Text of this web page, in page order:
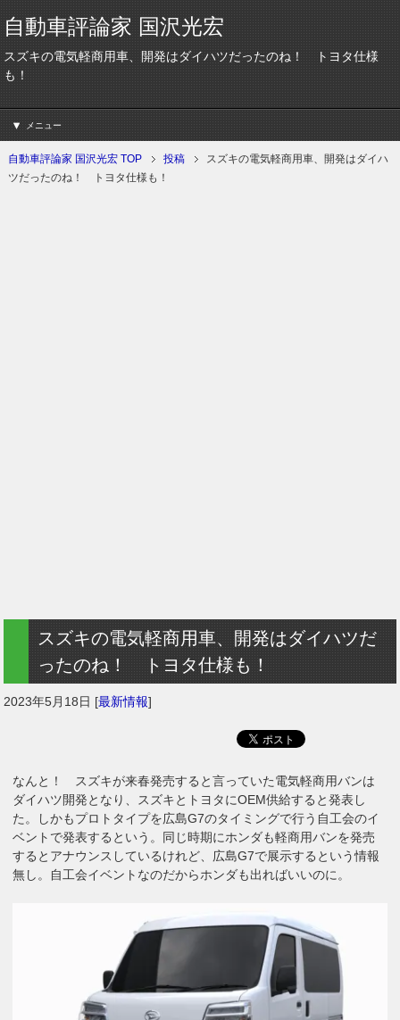
自動車評論家 国沢光宏
スズキの電気軽商用車、開発はダイハツだったのね！ トヨタ仕様
も！
メニュー
自動車評論家 国沢光宏 TOP 投稿
スズキの電気軽商用車、開発はダイハ
ツだったのね！ トヨタ仕様も！
スズキの電気軽商用車、開発はダイハツだ
ったのね！ トヨタ仕様も！
2023年5月18日 [最新情報]
なんと！ スズキが来春発売すると言っていた電気軽商用バンは
ダイハツ開発となり、スズキとトヨタにOEM供給すると発表し
た。しかもプロトタイプを広島G7のタイミングで行う自工会のイ
ベントで発表するという。同じ時期にホンダも軽商用バンを発売
するとアナウンスしているけれど、広島G7で展示するという情報
無し。自工会イベントなのだからホンダも出ればいいのに。